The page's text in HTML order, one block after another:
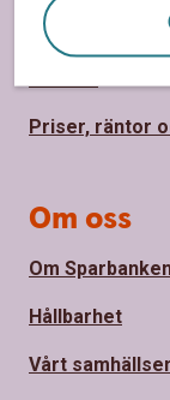
Hitta
Priser, räntor
Om oss
Om
Hållbarhet
Vårt